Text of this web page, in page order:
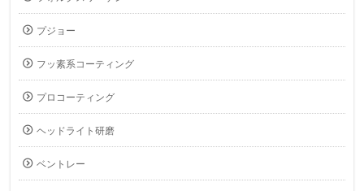
プジョー
フッ素系コーティング
プロコーティング
ヘッドライト研磨
ベントレー